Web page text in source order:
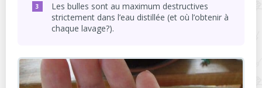
Les bulles sont au maximum destructives
strictement dans l’eau distillée (et où l’obtenir à
chaque lavage?).